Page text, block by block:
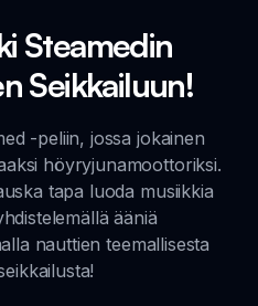
Steamedin
Seikkailuun!
-peliin, jossa jokainen
höyryjunamoottoriksi.
tapa luoda musiikkia
ääniä
nauttien teemallisesta